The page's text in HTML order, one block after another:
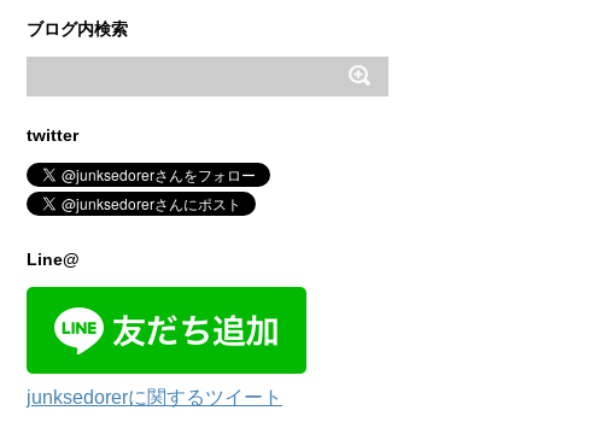
ブログ内検索
twitter
Line@
junksedorerに関するツイート